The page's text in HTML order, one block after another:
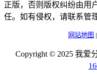
正版，否则版权纠纷由用
任。如有侵权，请联系管
网站地图 |
Copyright © 2025 我爱